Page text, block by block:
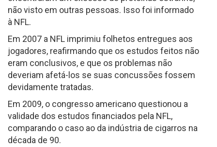
não visto em outras pessoas. Isso foi informado
à NFL.
Em 2007 a NFL imprimiu folhetos entregues aos
jogadores, reafirmando que os estudos feitos não
eram conclusivos, e que os problemas não
deveriam afetá-los se suas concussões fossem
devidamente tratadas.
Em 2009, o congresso americano questionou a
validade dos estudos financiados pela NFL,
comparando o caso ao da indústria de cigarros na
década de 90.